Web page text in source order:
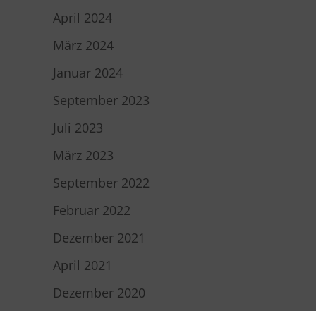
April 2024
März 2024
Januar 2024
September 2023
Juli 2023
März 2023
September 2022
Februar 2022
Dezember 2021
April 2021
Dezember 2020